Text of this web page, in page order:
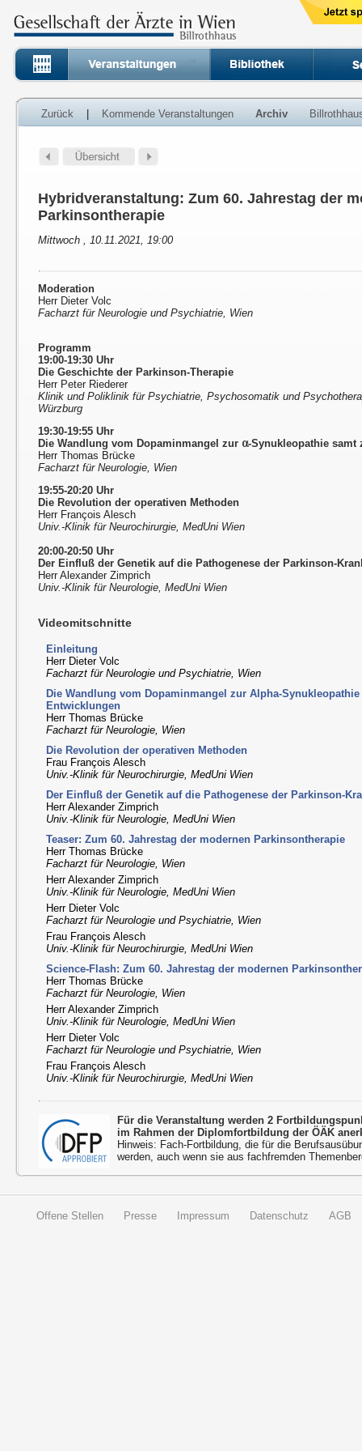
Zurück Kommende Veranstaltungen Archiv
Hybridveranstaltung: Zum 60. Jahrestag der
Parkinsontherapie
Mittwoch , 10.11.2021, 19:00
Moderation
Herr Dieter Volc
Facharzt für Neurologie und Psychiatrie, Wien
Programm
19:00-19:30 Uhr
Die Geschichte der Parkinson-Therapie
Herr Peter Riederer
Klinik und Poliklinik für Psychiatrie, Psychosomatik und
Würzburg
19:30-19:55 Uhr
Die Wandlung vom Dopaminmangel zur
-Synukleopathie
Herr Thomas Brücke
Facharzt für Neurologie, Wien
19:55-20:20 Uhr
Die Revolution der operativen Methoden
Herr François Alesch
Univ.-Klinik für Neurochirurgie, MedUni Wien
20:00-20:50 Uhr
Der Einfluß der Genetik auf die Pathogenese der Parkinson-
Herr Alexander Zimprich
Univ.-Klinik für Neurologie, MedUni Wien
Videomitschnitte
Einleitung
Herr Dieter Volc
Facharzt für Neurologie und Psychiatrie, Wien
Die Wandlung vom Dopaminmangel zur Alpha-
Entwicklungen
Herr Thomas Brücke
Facharzt für Neurologie, Wien
Die Revolution der operativen Methoden
Frau François Alesch
Univ.-Klinik für Neurochirurgie, MedUni Wien
Der Einfluß der Genetik auf die Pathogenese der Parkinson-
Herr Alexander Zimprich
Univ.-Klinik für Neurologie, MedUni Wien
Teaser: Zum 60. Jahrestag der modernen Parkinsontherapie
Herr Thomas Brücke
Facharzt für Neurologie, Wien
Herr Alexander Zimprich
Univ.-Klinik für Neurologie, MedUni Wien
Herr Dieter Volc
Facharzt für Neurologie und Psychiatrie, Wien
Frau François Alesch
Univ.-Klinik für Neurochirurgie, MedUni Wien
Science-Flash: Zum 60. Jahrestag der modernen
Herr Thomas Brücke
Facharzt für Neurologie, Wien
Herr Alexander Zimprich
Univ.-Klinik für Neurologie, MedUni Wien
Herr Dieter Volc
Facharzt für Neurologie und Psychiatrie, Wien
Frau François Alesch
Univ.-Klinik für Neurochirurgie, MedUni Wien
Für die Veranstaltung werden 2
im Rahmen der Diplomfortbildung der ÖÄK
Hinweis: Fach-Fortbildung, die für die
werden, auch wenn sie aus fachfremden
Offene Stellen Presse Impressum Datenschutz AGB